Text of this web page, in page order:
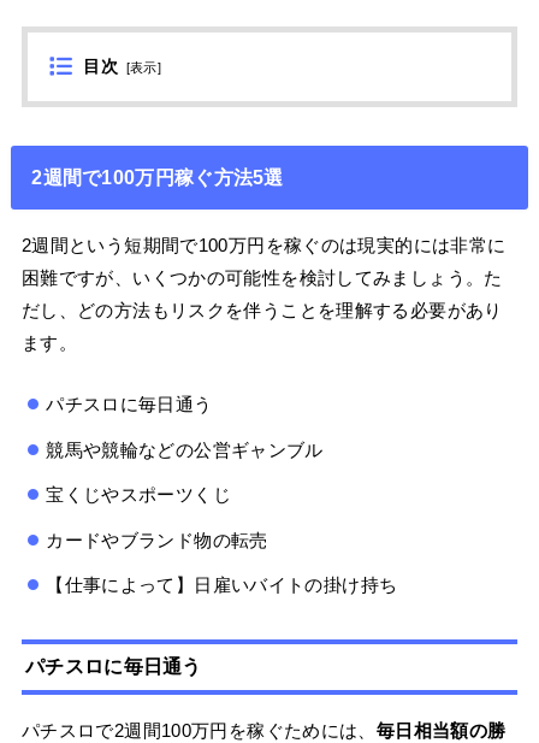
目次 [表示]
2週間で100万円稼ぐ方法5選
2週間という短期間で100万円を稼ぐのは現実的には非常に
困難ですが、いくつかの可能性を検討してみましょう。た
だし、どの方法もリスクを伴うことを理解する必要があり
ます。
パチスロに毎日通う
競馬や競輪などの公営ギャンブル
宝くじやスポーツくじ
カードやブランド物の転売
【仕事によって】日雇いバイトの掛け持ち
パチスロに毎日通う
パチスロで2週間100万円を稼ぐためには、 毎日相当額の勝